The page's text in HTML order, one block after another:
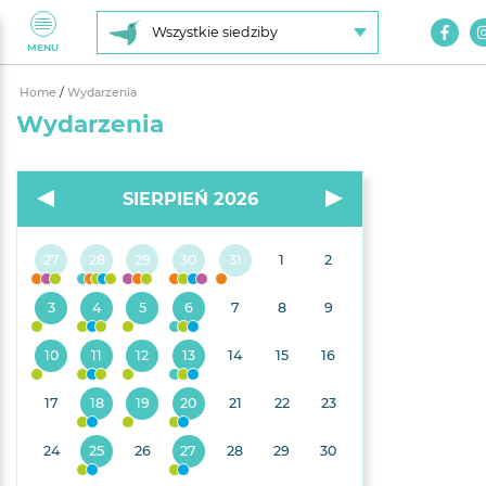
MENU
Wszystkie siedziby
Home / Wydarzenia
Wydarzenia
SIERPIEŃ 2026
27 28 29 30 31 1 2
3 4 5 6 7 8 9
10 11 12 13 14 15 16
17 18 19 20 21 22 23
24 25 26 27 28 29 30